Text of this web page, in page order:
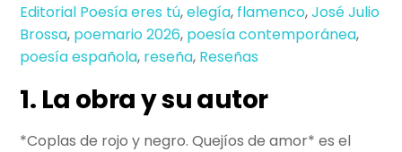
Editorial Poesía eres tú,elegía, flamenco,José Julio
Brossa, poemario 2026, poesía contemporánea,
poesía española, reseña, Reseñas
1. La obra y su autor
*Coplas de rojo y negro. Quejíos de amor* es el